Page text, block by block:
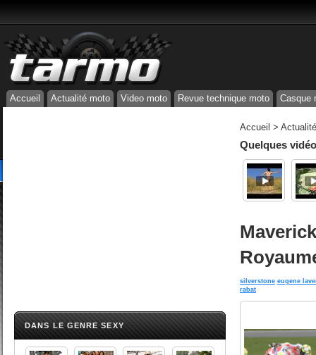
Accueil Actualité moto Video moto Revue technique moto Casque
DANS LE GENRE SEXY
Accueil >
Quelques
silverstone eugene
rabat